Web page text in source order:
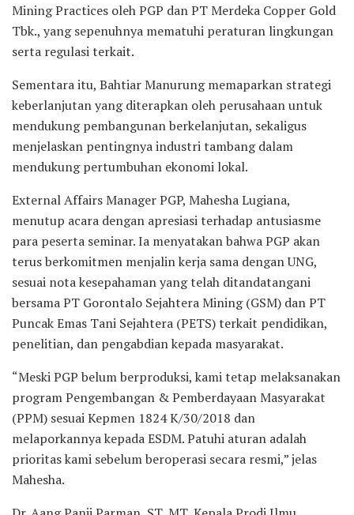
Mining Practices oleh PGP dan PT Merdeka Copper Gold
Tbk., yang sepenuhnya mematuhi peraturan lingkungan
serta regulasi terkait.
Sementara itu, Bahtiar Manurung memaparkan strategi
keberlanjutan yang diterapkan oleh perusahaan untuk
mendukung pembangunan berkelanjutan, sekaligus
menjelaskan pentingnya industri tambang dalam
mendukung pertumbuhan ekonomi lokal.
External Affairs Manager PGP, Mahesha Lugiana,
menutup acara dengan apresiasi terhadap antusiasme
para peserta seminar. Ia menyatakan bahwa PGP akan
terus berkomitmen menjalin kerja sama dengan UNG,
sesuai nota kesepahaman yang telah ditandatangani
bersama PT Gorontalo Sejahtera Mining (GSM) dan PT
Puncak Emas Tani Sejahtera (PETS) terkait pendidikan,
penelitian, dan pengabdian kepada masyarakat.
“Meski PGP belum berproduksi, kami tetap melaksanakan
program Pengembangan & Pemberdayaan Masyarakat
(PPM) sesuai Kepmen 1824 K/30/2018 dan
melaporkannya kepada ESDM. Patuhi aturan adalah
prioritas kami sebelum beroperasi secara resmi,” jelas
Mahesha.